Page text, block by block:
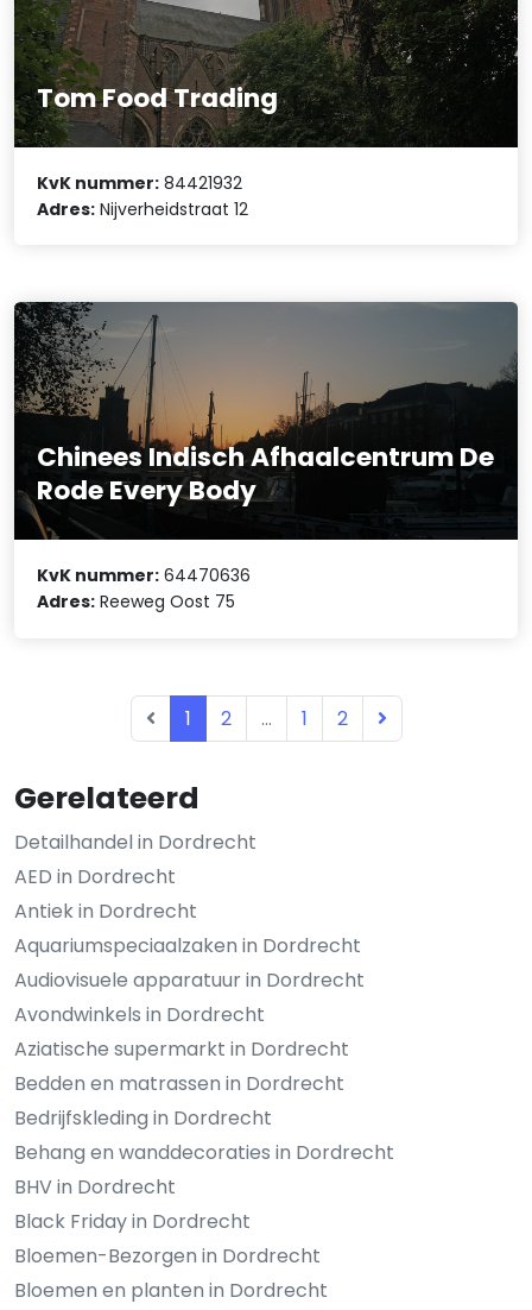
Gerelateerd
Detailhandel in Dordrecht
AED in Dordrecht
Antiek in Dordrecht
Aquariumspeciaalzaken in Dordrecht
Audiovisuele apparatuur in Dordrecht
Avondwinkels in Dordrecht
Aziatische supermarkt in Dordrecht
Bedden en matrassen in Dordrecht
Bedrijfskleding in Dordrecht
Behang en wanddecoraties in Dordrecht
BHV in Dordrecht
Black Friday in Dordrecht
Bloemen-Bezorgen in Dordrecht
Bloemen en planten in Dordrecht
Tom Food Trading
KvK nummer: 84421932
Adres: Nijverheidstraat 12
Chinees Indisch Afhaalcentrum De
Rode Every Body
KvK nummer: 64470636
Adres: Reeweg Oost 75
1 2 ... 1 2